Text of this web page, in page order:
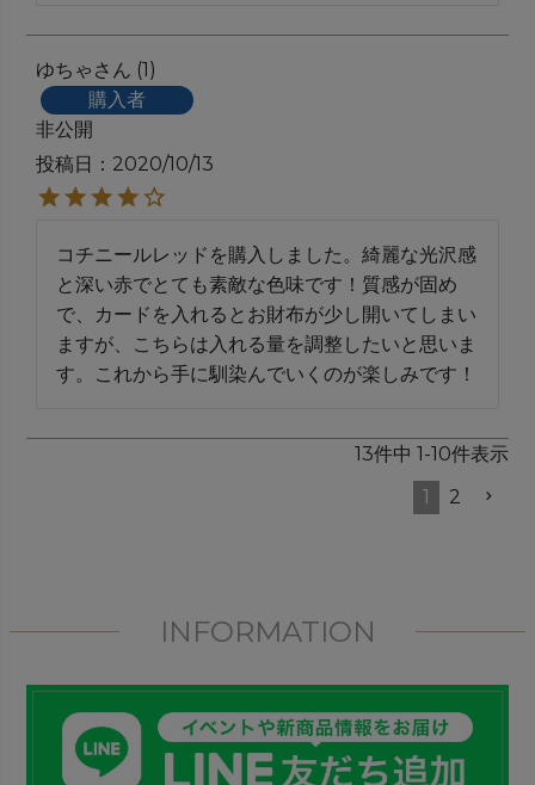
ゆちゃ
1
購入者
非公開
投稿日
2020/10/13
コチニールレッドを購入しました。綺麗な光沢感
と深い赤でとても素敵な色味です！質感が固め
で、カードを入れるとお財布が少し開いてしまい
ますが、こちらは入れる量を調整したいと思いま
す。これから手に馴染んでいくのが楽しみです！
13件中 1 -10件表示
1
2
INFORMATION